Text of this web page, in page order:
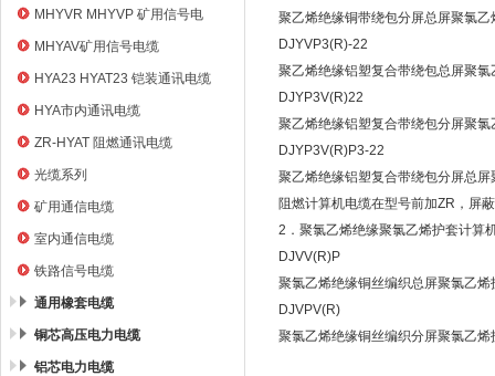
MHYVR MHYVP 矿用信号电
缆
MHYAV矿用信号电缆
HYA23 HYAT23 铠装通讯电缆
HYA市内通讯电缆
ZR-HYAT 阻燃通讯电缆
光缆系列
矿用通信电缆
室内通信电缆
铁路信号电缆
通用橡套电缆
铜芯高压电力电缆
铝芯电力电缆
聚乙烯绝缘铜带绕包分屏总屏聚氯
DJYVP3(R)-22
聚乙烯绝缘铝塑复合带绕包总屏聚
DJYP3V(R)22
聚乙烯绝缘铝塑复合带绕包分屏聚
DJYP3V(R)P3-22
聚乙烯绝缘铝塑复合带绕包分屏总
阻燃计算机电缆在型号前加ZR，屏
2．聚氯乙烯绝缘聚氯乙烯护套计算
DJVV(R)P
聚氯乙烯绝缘铜丝编织总屏聚氯乙
DJVPV(R)
聚氯乙烯绝缘铜丝编织分屏聚氯乙